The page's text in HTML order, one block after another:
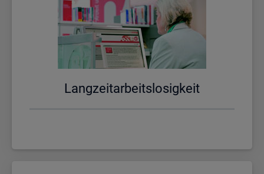
Lang­zeit­ar­beits­lo­sig­keit